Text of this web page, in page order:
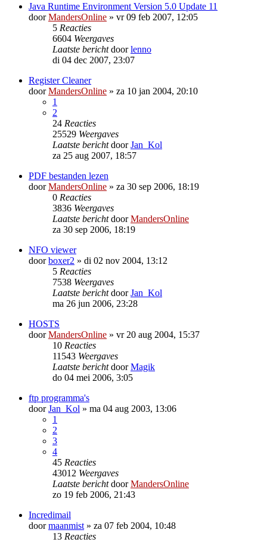
Java Runtime Environment Version 5.0 Update 11
doorMandersOnline » vr 09 feb 2007, 12:05
5 Reacties
6604 Weergaves
Laatste berichtdoorlenno
di 04 dec 2007, 23:07
Register Cleaner
doorMandersOnline » za 10 jan 2004, 20:10
1
2
24 Reacties
25529 Weergaves
Laatste berichtdoorJan_Kol
za 25 aug 2007, 18:57
PDF bestanden lezen
doorMandersOnline » za 30 sep 2006, 18:19
0 Reacties
3836 Weergaves
Laatste berichtdoorMandersOnline
za 30 sep 2006, 18:19
NFO viewer
doorboxer2 » di 02 nov 2004, 13:12
5 Reacties
7538 Weergaves
Laatste berichtdoorJan_Kol
ma 26 jun 2006, 23:28
HOSTS
doorMandersOnline » vr 20 aug 2004, 15:37
10 Reacties
11543 Weergaves
Laatste berichtdoorMagik
do 04 mei 2006, 3:05
ftp programma's
doorJan_Kol » ma 04 aug 2003, 13:06
1
2
3
4
45 Reacties
43012 Weergaves
Laatste berichtdoorMandersOnline
zo 19 feb 2006, 21:43
Incredimail
doormaanmist » za 07 feb 2004, 10:48
13 Reacties